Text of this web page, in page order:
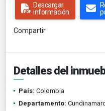
Descargar
información
Compartir
Detalles del
País: Colombia
Departamento: